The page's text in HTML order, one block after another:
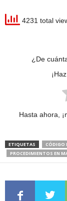
4231 total
¿De
Hasta ahora,
ETIQUETAS
CÓDIGO
PROCEDIMIENTOS EN